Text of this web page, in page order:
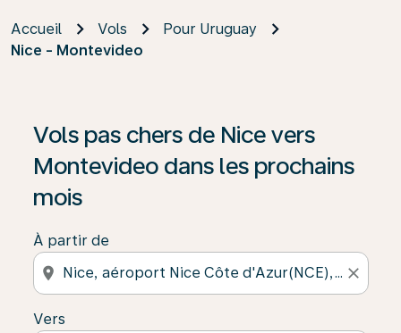
Accueil Vols
Pour Uruguay
Nice - Montevideo
Vols pas chers de Nice vers
Montevideo dans les prochains
mois
À partir de
location_on close
Vers
Si aucun résultat n’est disponible, cliquez sur «